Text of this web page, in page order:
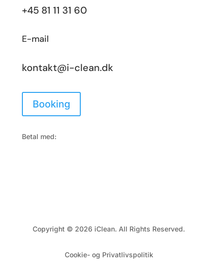
+45 81 11 31 60
E-mail
kontakt@i-clean.dk
Booking
Betal med:
Copyright © 2026 iClean. All Rights Reserved.
Cookie- og Privatlivspolitik